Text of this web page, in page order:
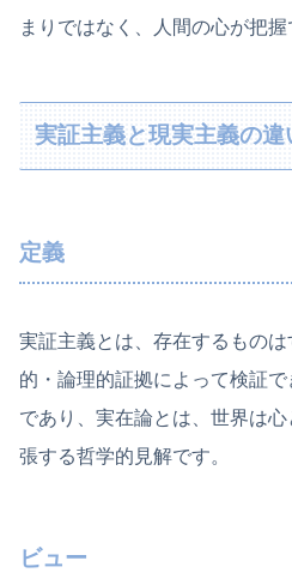
まりではなく、人間の心が把握
実証主義と現実主義の違
定義
実証主義とは、存在するもの
的・論理的証拠によって検証
であり、実在論とは、世界は
張する哲学的見解です。
ビュー